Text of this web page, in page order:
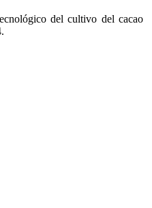
del cultivo del cacao